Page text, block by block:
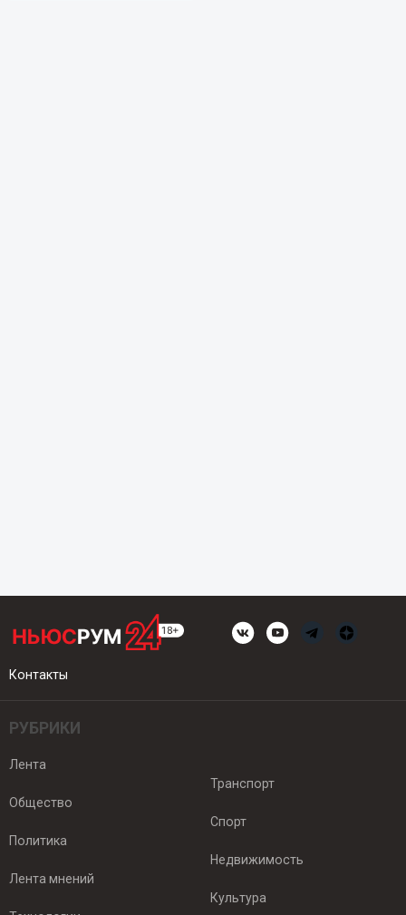
Контакты
РУБРИКИ
Лента
Общество
Политика
Лента мнений
Транспорт
Спорт
Недвижимость
Культура